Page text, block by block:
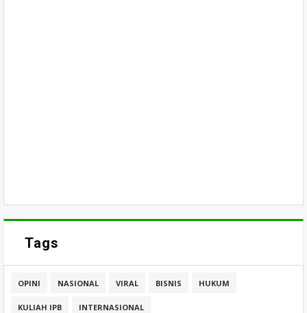
Tags
OPINI NASIONAL VIRAL BISNIS HUKUM
KULIAH IPB INTERNASIONAL